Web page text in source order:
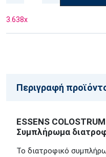
3.638x
Περιγραφή
ESSENS
Συμπλήρωμα
Το διατροφικό